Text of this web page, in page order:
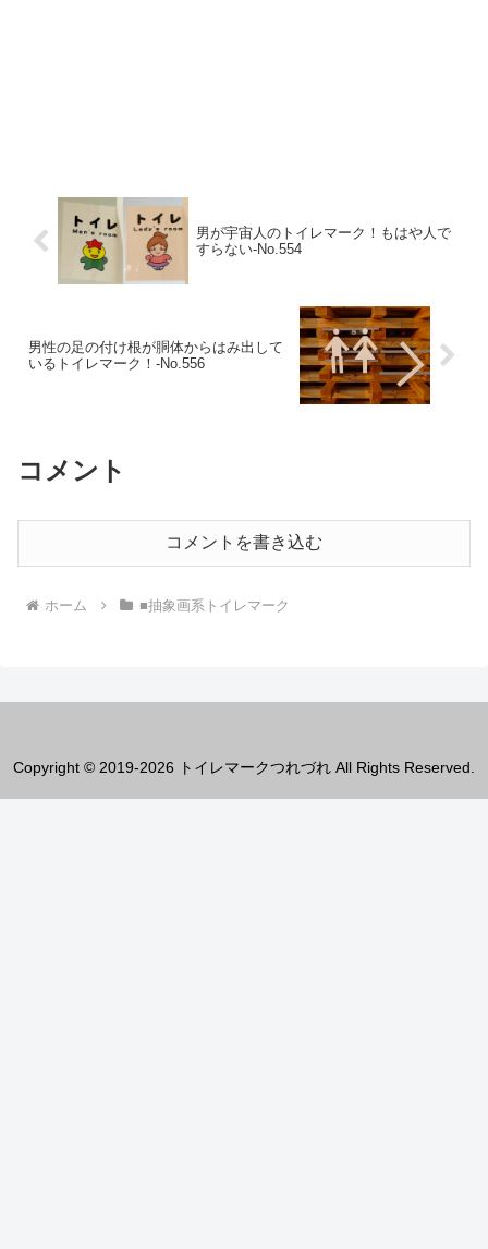
男が宇宙人のトイレマーク！もはや人で
すらない‐No.554
男性の足の付け根が胴体からはみ出して
いるトイレマーク！‐No.556
コメント
コメントを書き込む
ホーム ■抽象画系トイレマーク
Copyright © 2019-2026 トイレマークつれづれ All Rights Reserved.